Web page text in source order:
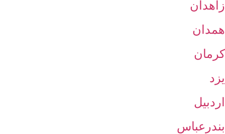
زاهدان
همدان
کرمان
یزد
اردبیل
بندرعباس